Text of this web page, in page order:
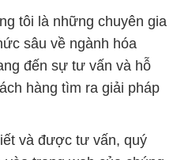
và được tư vấn, quý
trang web của chúng
Chúng tôi mong
mối quan hệ lâu
khách hàng.